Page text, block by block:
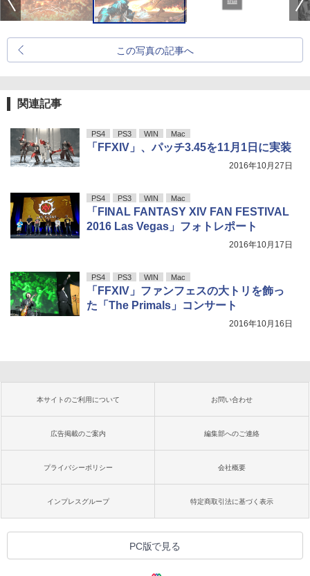
この写真の記事へ
関連記事
PS4 PS3 WIN Mac
「FFXIV」、パッチ3.45を11月1日に実装
2016年10月27日
PS4 PS3 WIN Mac
「FINAL FANTASY XIV FAN FESTIVAL
2016 Las Vegas」フォトレポート
2016年10月17日
PS4 PS3 WIN Mac
「FFXIV」ファンフェスの大トリを飾っ
た「The Primals」コンサート
2016年10月16日
本サイトのご利用について お問い合わせ
広告掲載のご案内 編集部へのご連絡
プライバシーポリシー 会社概要
インプレスグループ 特定商取引法に基づく表示
PC版で見る